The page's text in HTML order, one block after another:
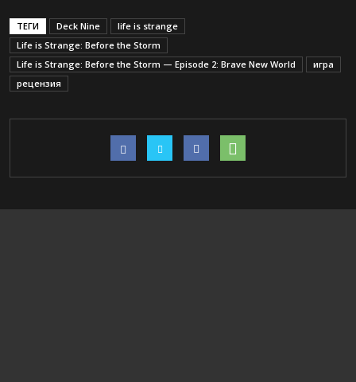
ТЕГИ Deck Nine
life is strange
Life is Strange: Before the Storm
Life is Strange: Before the Storm — Episode 2: Brave New World
игра
рецензия